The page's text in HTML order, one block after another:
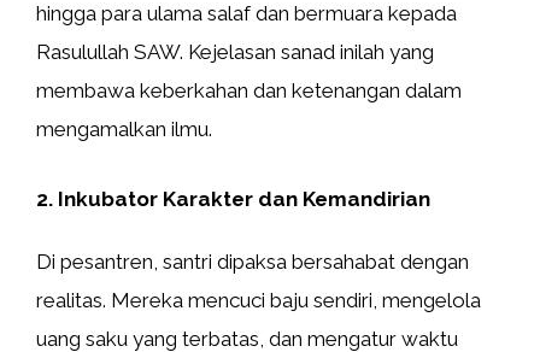
hingga para ulama salaf dan bermuara kepada
Rasulullah SAW. Kejelasan sanad inilah yang
membawa keberkahan dan ketenangan dalam
mengamalkan ilmu.
2. Inkubator Karakter dan Kemandirian
Di pesantren, santri dipaksa bersahabat dengan
realitas. Mereka mencuci baju sendiri, mengelola
uang saku yang terbatas, dan mengatur waktu